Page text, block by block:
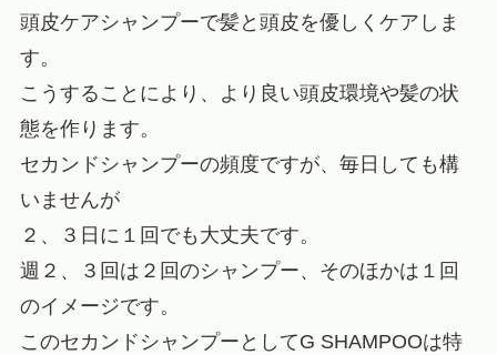
頭皮ケアシャンプーで髪と頭皮を優しくケアしま
す。
こうすることにより、より良い頭皮環境や髪の状
態を作ります。
セカンドシャンプーの頻度ですが、毎日しても構
いませんが
２、３日に１回でも大丈夫です。
週２、３回は２回のシャンプー、そのほかは１回
のイメージです。
このセカンドシャンプーとしてG SHAMPOOは特